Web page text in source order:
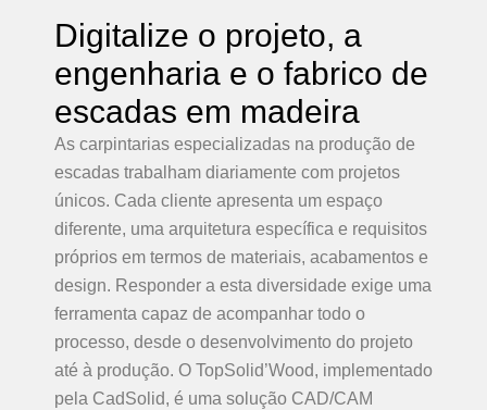
Digitalize o projeto, a
engenharia e o fabrico de
escadas em madeira
As carpintarias especializadas na produção de
escadas trabalham diariamente com projetos
únicos. Cada cliente apresenta um espaço
diferente, uma arquitetura específica e requisitos
próprios em termos de materiais, acabamentos e
design. Responder a esta diversidade exige uma
ferramenta capaz de acompanhar todo o
processo, desde o desenvolvimento do projeto
até à produção. O TopSolid’Wood, implementado
pela CadSolid, é uma solução CAD/CAM